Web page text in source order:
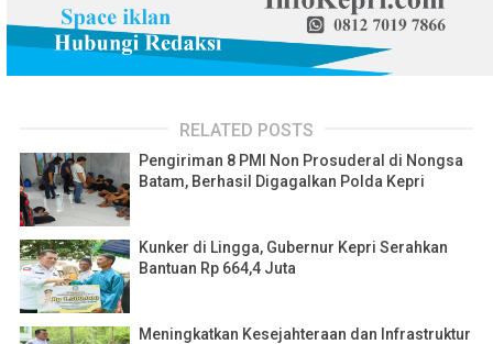
RELATED POSTS
Pengiriman 8 PMI Non Prosuderal di Nongsa
Batam, Berhasil Digagalkan Polda Kepri
Kunker di Lingga, Gubernur Kepri Serahkan
Bantuan Rp 664,4 Juta
Meningkatkan Kesejahteraan dan Infrastruktur